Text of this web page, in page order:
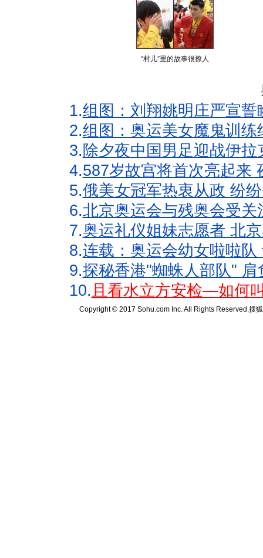
“村儿”里的故事很撩人
1.组图：刘翔姚明庄严宣
2.组图：奥运美女魔鬼训
3. 除夕夜中国男足迎战伊
4.587岁故宫将首次亮起来
5.俄美女冠军热衷从政 纷
6.北京奥运会与残奥会受
7.奥运礼仪姐妹志愿者 北
8.连载：奥运会幼女啦啦
9.探秘香港"蜘蛛人部队"
10.且看水立方安检—如何
Copyright © 2017 Sohu.com Inc. All Rights Reserved.搜